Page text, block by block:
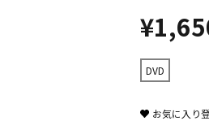
DVD
お気に入り